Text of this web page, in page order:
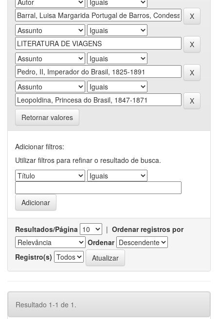
Retornar valores
Adicionar filtros:
Utilizar filtros para refinar o resultado de busca.
Resultados/Página | Ordenar registros por
Ordenar
Registro(s)
Resultado 1-1 de 1.